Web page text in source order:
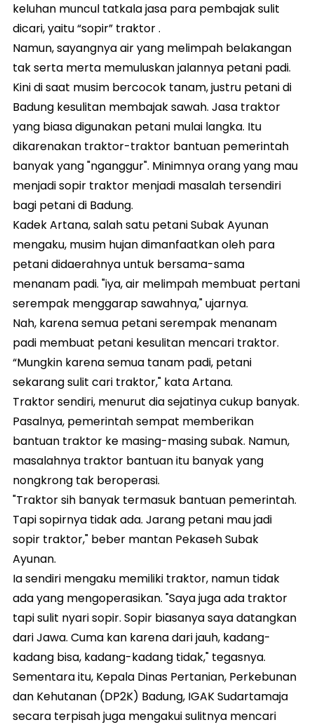
keluhan muncul tatkala jasa para pembajak sulit
dicari, yaitu “sopir” traktor .
Namun, sayangnya air yang melimpah belakangan
tak serta merta memuluskan jalannya petani padi.
Kini di saat musim bercocok tanam, justru petani di
Badung kesulitan membajak sawah. Jasa traktor
yang biasa digunakan petani mulai langka. Itu
dikarenakan traktor-traktor bantuan pemerintah
banyak yang "nganggur". Minimnya orang yang mau
menjadi sopir traktor menjadi masalah tersendiri
bagi petani di Badung.
Kadek Artana, salah satu petani Subak Ayunan
mengaku, musim hujan dimanfaatkan oleh para
petani didaerahnya untuk bersama-sama
menanam padi. "iya, air melimpah membuat pertani
serempak menggarap sawahnya," ujarnya.
Nah, karena semua petani serempak menanam
padi membuat petani kesulitan mencari traktor.
“Mungkin karena semua tanam padi, petani
sekarang sulit cari traktor," kata Artana.
Traktor sendiri, menurut dia sejatinya cukup banyak.
Pasalnya, pemerintah sempat memberikan
bantuan traktor ke masing-masing subak. Namun,
masalahnya traktor bantuan itu banyak yang
nongkrong tak beroperasi.
"Traktor sih banyak termasuk bantuan pemerintah.
Tapi sopirnya tidak ada. Jarang petani mau jadi
sopir traktor," beber mantan Pekaseh Subak
Ayunan.
Ia sendiri mengaku memiliki traktor, namun tidak
ada yang mengoperasikan. "Saya juga ada traktor
tapi sulit nyari sopir. Sopir biasanya saya datangkan
dari Jawa. Cuma kan karena dari jauh, kadang-
kadang bisa, kadang-kadang tidak," tegasnya.
Sementara itu, Kepala Dinas Pertanian, Perkebunan
dan Kehutanan (DP2K) Badung, IGAK Sudartamaja
secara terpisah juga mengakui sulitnya mencari